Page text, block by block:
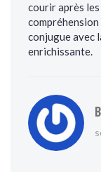
courir après les
conjugue avec
enrichissante.